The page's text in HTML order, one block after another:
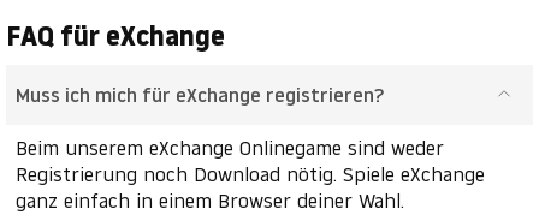
FAQ für eXchange
Muss ich mich für eXchange registrieren?
Beim unserem eXchange Onlinegame sind weder
Registrierung noch Download nötig. Spiele eXchange
ganz einfach in einem Browser deiner Wahl.